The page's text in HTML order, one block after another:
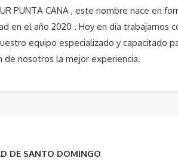
PUNTA CANA , este nombre nace en
en el año 2020 . Hoy en dia trabajamos
equipo especializado y capacitado
nosotros la mejor experiencia.
DE SANTO DOMINGO